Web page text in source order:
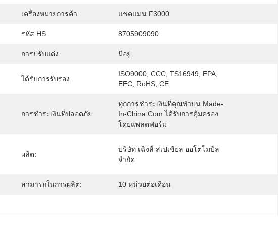
เครื่องหมายการค้า: แชคแมน F3000
รหัส HS: 8705909090
การปรับแต่ง: มีอยู่
ได้รับการรับรอง:
ISO9000, CCC, TS16949, EPA,
EEC, RoHS, CE
การชำระเงินที่ปลอดภัย:
ทุกการชำระเงินที่คุณทำบน Made-
In-China.com ได้รับการคุ้มครอง
โดยแพลตฟอร์ม
ผลิต:
บริษัท เฉิงลี่ สเปเชียล ออโตโมบิล
จำกัด
สามารถในการผลิต: 10 หน่วยต่อเดือน